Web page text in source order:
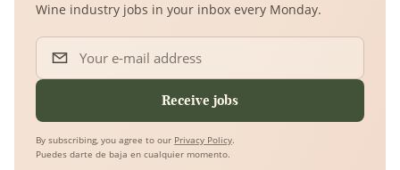
Wine industry jobs in your inbox every Monday.
Your e-mail address
Receive jobs
By subscribing, you agree to our Privacy Policy.
Puedes darte de baja en cualquier momento.